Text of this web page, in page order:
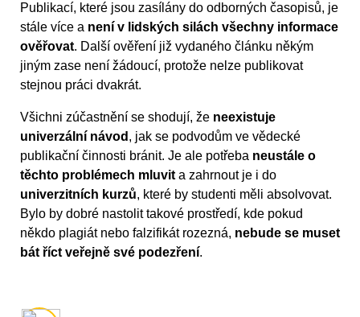
Publikací, které jsou zasílány do odborných časopisů, je
stále více a není v lidských silách všechny informace
ověřovat. Další ověření již vydaného článku někým
jiným zase není žádoucí, protože nelze publikovat
stejnou práci dvakrát.
Všichni zúčastnění se shodují, že neexistuje
univerzální návod , jak se podvodům ve vědecké
publikační činnosti bránit. Je ale potřeba neustále o
těchto problémech mluvit a zahrnout je i do
univerzitních kurzů, které by studenti měli absolvovat.
Bylo by dobré nastolit takové prostředí, kde pokud
někdo plagiát nebo falzifikát rozezná, nebude se muset
bát říct veřejně své podezření.